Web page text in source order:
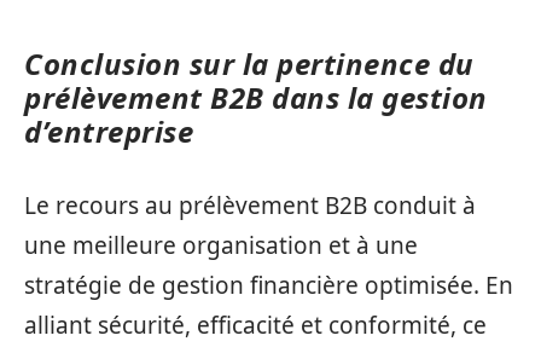
Conclusion sur la pertinence du
prélèvement B2B dans la gestion
d’entreprise
Le recours au prélèvement B2B conduit à
une meilleure organisation et à une
stratégie de gestion financière optimisée. En
alliant sécurité, efficacité et conformité, ce